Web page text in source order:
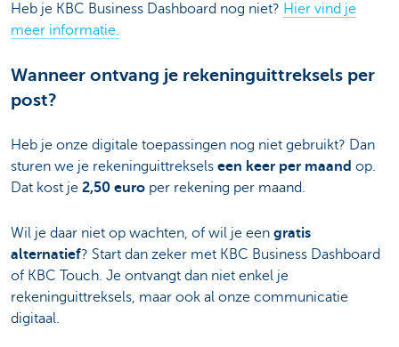
Heb je KBC Business Dashboard nog niet? Hier vind je
meer informatie.
Wanneer ontvang je rekeninguittreksels per
post?
Heb je onze digitale toepassingen nog niet gebruikt? Dan
sturen we je rekeninguittreksels een keer per maand op.
Dat kost je 2,50 euro per rekening per maand.
Wil je daar niet op wachten, of wil je een gratis
alternatief? Start dan zeker met KBC Business Dashboard
of KBC Touch. Je ontvangt dan niet enkel je
rekeninguittreksels, maar ook al onze communicatie
digitaal.